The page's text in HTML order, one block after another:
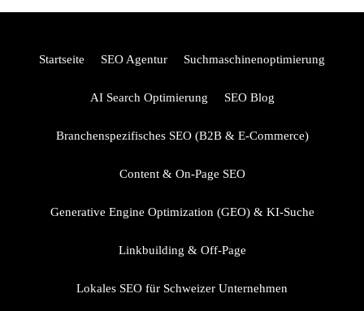
Startseite SEO Agentur Suchmaschinenoptimierung
AI Search Optimierung SEO Blog
Branchenspezifisches SEO (B2B & E-Commerce)
Content & On-Page SEO
Generative Engine Optimization (GEO) & KI-Suche
Linkbuilding & Off-Page
Lokales SEO für Schweizer Unternehmen